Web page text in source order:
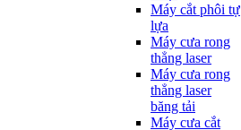
Máy cắt phôi tự
lựa
Máy cưa rong
thẳng laser
Máy cưa rong
thẳng laser
băng tải
Máy cưa cắt